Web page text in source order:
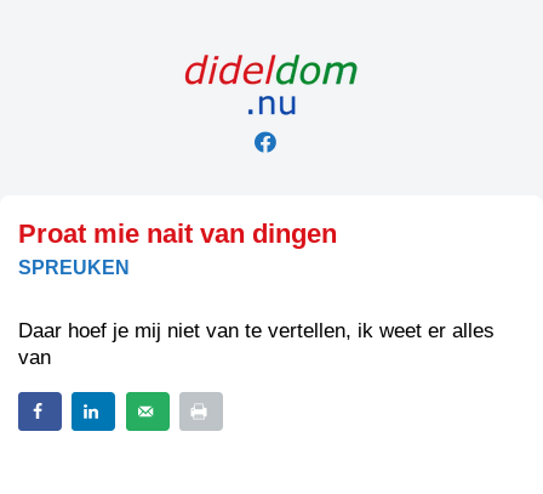
Proat mie nait van dingen
SPREUKEN
Daar hoef je mij niet van te vertellen, ik weet er alles
van